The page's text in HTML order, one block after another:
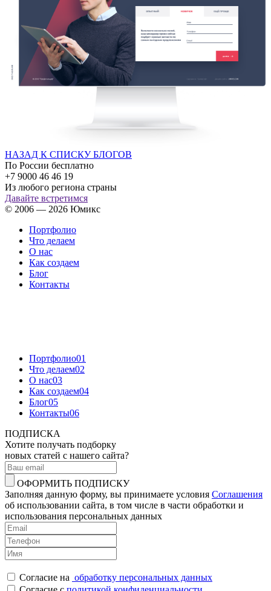
НАЗАД К СПИСКУ БЛОГОВ
По России бесплатно
+7 9000 46 46 19
Из любого региона страны
Давайте встретимся
© 2006 — 2026 Юмикс
Портфолио
Что делаем
О нас
Как создаем
Блог
Контакты
Портфолио01
Что делаем02
О нас03
Как создаем04
Блог05
Контакты06
ПОДПИСКА
Хотите получать подборку
новых статей с нашего сайта?
ОФОРМИТЬ ПОДПИСКУ
Заполняя данную форму, вы принимаете условия Соглашения
об использовании сайта, в том числе в части обработки и
использования персональных данных
Согласие на обработку персональных данных